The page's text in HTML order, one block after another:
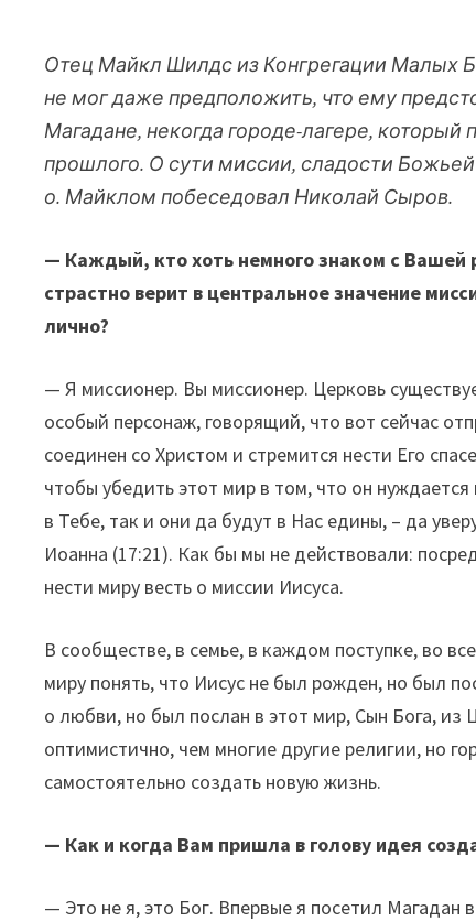
Отец Майкл Шилдс из Конгрегации Малых
не мог даже предположить, что ему
Магадане, некогда городе-лагере, который
прошлого. О сути миссии, сладости
о. Майклом побеседовал Николай Сыров.
— Каждый, кто хоть немного знаком с
страстно верит в центральное значение
лично?
— Я миссионер. Вы миссионер. Церковь
особый персонаж, говорящий, что вот сейчас
соединен со Христом и стремится нести Его
чтобы убедить этот мир в том, что он
в Тебе, так и они да будут в Нас едины, – да
Иоанна (17:21). Как бы мы не действовали:
нести миру весть о миссии Иисуса.
В сообществе, в семье, в каждом поступке, во
миру понять, что Иисус не был рожден, но был
о любви, но был послан в этот мир, Сын Бога, из
оптимистично, чем многие другие религии, но
самостоятельно создать новую жизнь.
— Как и когда Вам пришла в голову идея
— Это не я, это Бог. Впервые я посетил Магадан